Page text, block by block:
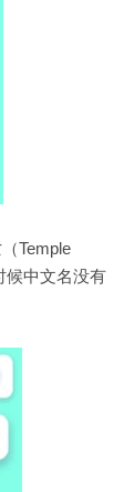
Temple
候中文名没有